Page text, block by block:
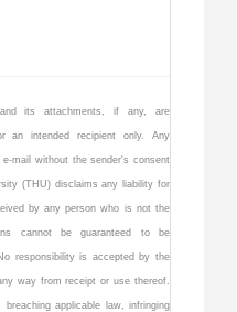
its attachments, if any, are
an intended recipient only. Any
mail without the sender's consent
(THU) disclaims any liability for
by any person who is not the
cannot be guaranteed to be
responsibility is accepted by the
way from receipt or use thereof.
applicable law, infringing